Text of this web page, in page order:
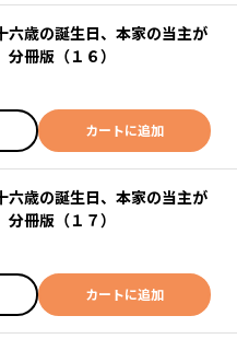
歳の誕生日、本家の当主が
冊版（１６）
カートに追加
歳の誕生日、本家の当主が
冊版（１７）
カートに追加